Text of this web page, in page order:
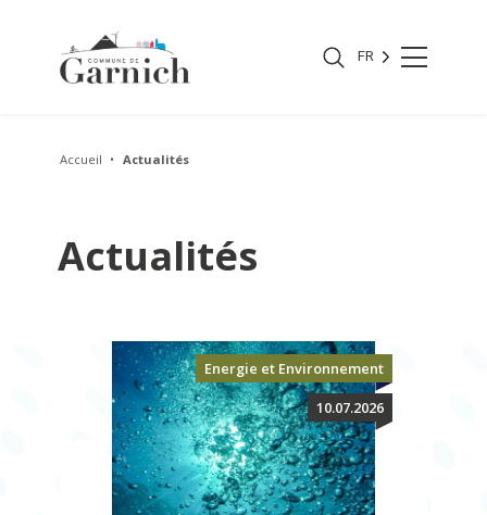
FR
Accueil Actualités
Actualités
actualites
10.07.2026
Energie et Environnement